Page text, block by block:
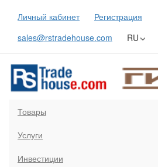
Личный кабинет
Регистрация
sales@rstradehouse.com
RU
Товары
Услуги
Инвестиции